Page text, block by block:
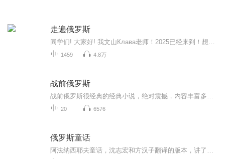
走遍俄罗斯
1459 4.8万
战前俄罗斯
20 6576
俄罗斯童话